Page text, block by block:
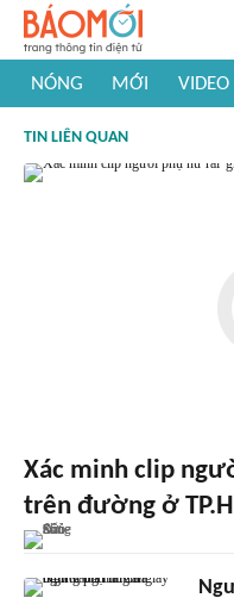
NÓNG MỚI VIDEO
#Khám phá thế giới
TIN LIÊN QUAN
Xác minh clip
trên đường ở